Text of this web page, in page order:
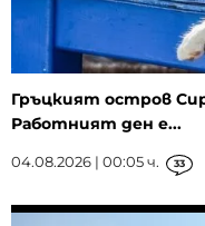
Гръцкият остров
Работният ден е...
04.08.2026 | 00:05 ч. 33